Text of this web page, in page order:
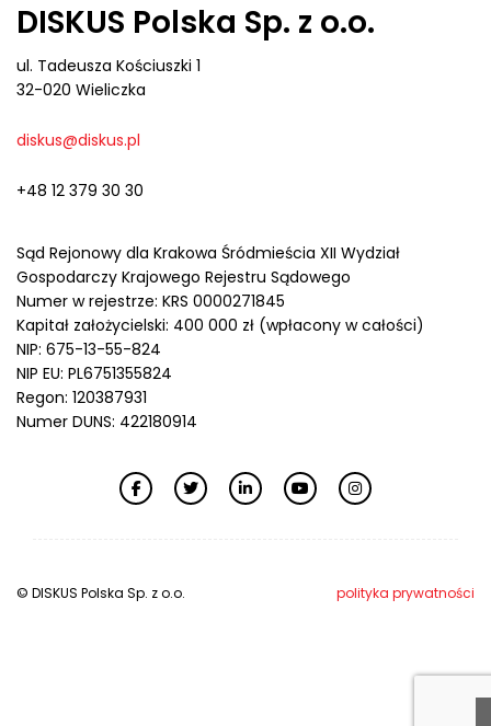
DISKUS Polska Sp. z o.o.
ul. Tadeusza Kościuszki 1
32-020 Wieliczka
diskus@diskus.pl
+48 12 379 30 30
Sąd Rejonowy dla Krakowa Śródmieścia XII Wydział
Gospodarczy Krajowego Rejestru Sądowego
Numer w rejestrze: KRS 0000271845
Kapitał założycielski: 400 000 zł (wpłacony w całości)
NIP: 675-13-55-824
NIP EU: PL6751355824
Regon: 120387931
Numer DUNS: 422180914
© DISKUS Polska Sp. z o.o. polityka prywatności